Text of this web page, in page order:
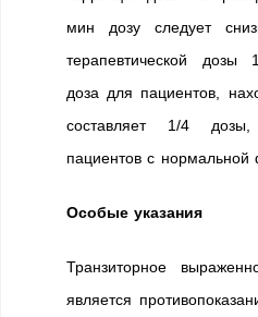
мин дозу следует
терапевтической дозы
доза для пациентов,
составляет 1/4
пациентов с нормальной
Особые указания
Транзиторное
является